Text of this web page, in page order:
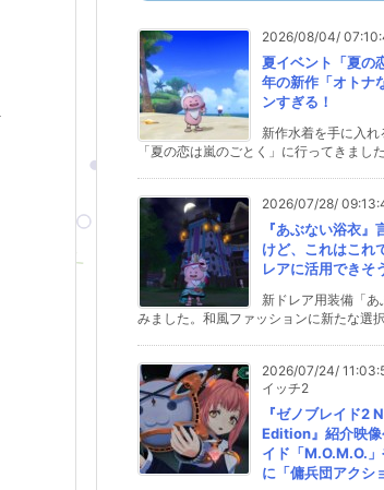
2026/08/04/
夏イベント「夏の
年の新作「オトナ
ンすぎる！
新作水着を手に入れ
「夏の恋は嵐のごとく」に行ってきまし
2026/07/28/
『あぶない浴衣
けど、これはこれ
レアに活用できそ
新ドレア用装備「
みました。和風ファッションに新たな選
2026/07/24/
イッチ2
『ゼノブレイド
Edition』紹介映像
イド「M.O.M.O.
に「傭兵団アクシ